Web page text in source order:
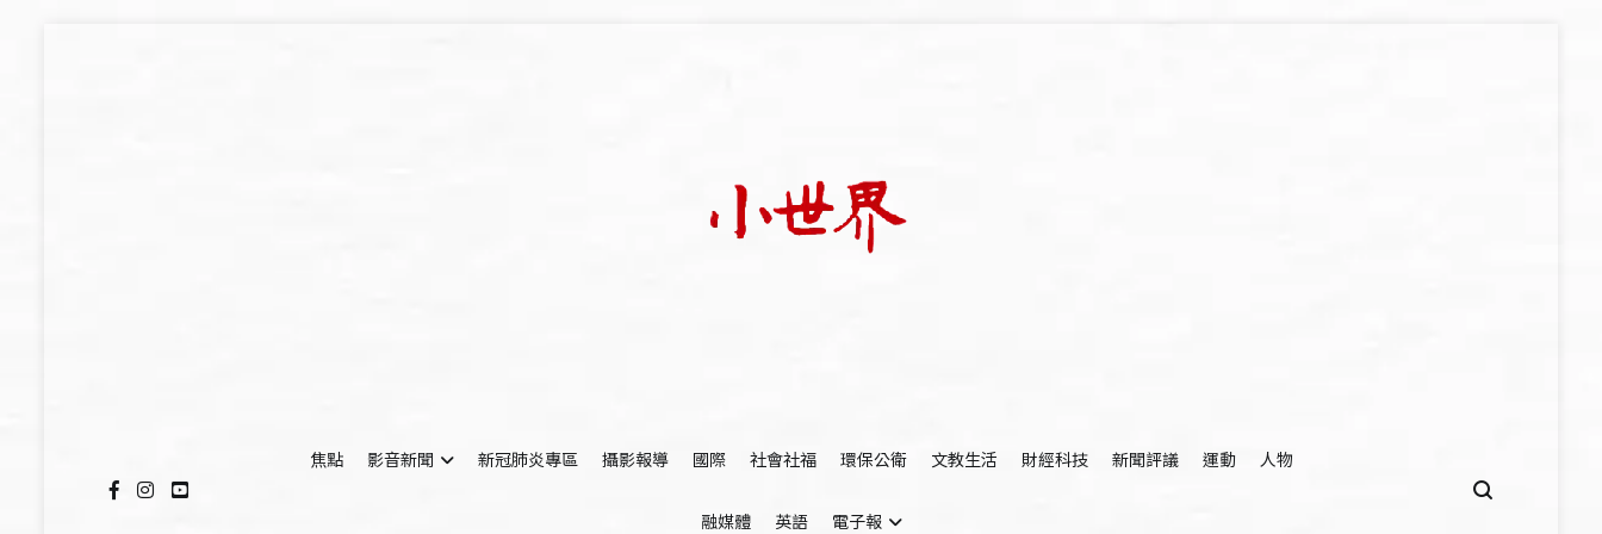
焦點
影音新聞 新冠肺炎專區 攝影報導 國際 社會社福 環保公衛 文教生活 財經科技 新聞評議 運動 人物
融媒體 英語 電子報